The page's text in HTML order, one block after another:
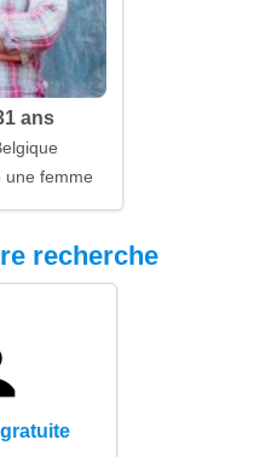
ans
une femme
recherche